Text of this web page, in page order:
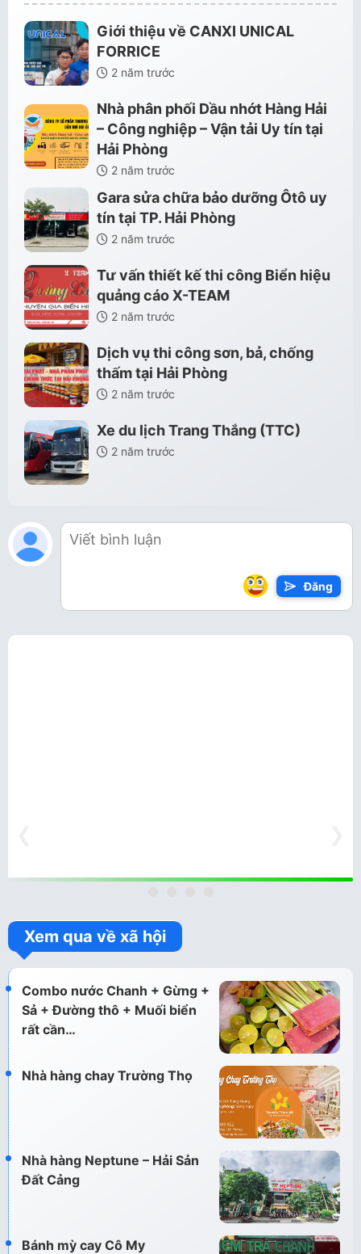
Giới thiệu về CANXI UNICAL
FORRICE
2 năm trước
Nhà phân phối Dầu nhớt Hàng Hải
– Công nghiệp – Vận tải Uy tín tại
Hải Phòng
2 năm trước
Gara sửa chữa bảo dưỡng Ôtô uy
tín tại TP. Hải Phòng
2 năm trước
Tư vấn thiết kế thi công Biển hiệu
quảng cáo X-TEAM
2 năm trước
Dịch vụ thi công sơn, bả, chống
thấm tại Hải Phòng
2 năm trước
Xe du lịch Trang Thắng (TTC)
2 năm trước
Đăng
Xem qua về xã hội
Combo nước Chanh + Gừng +
Sả + Đường thô + Muối biển
rất cần…
Nhà hàng chay Trường Thọ
Nhà hàng Neptune – Hải Sản
Đất Cảng
Bánh mỳ cay Cô My